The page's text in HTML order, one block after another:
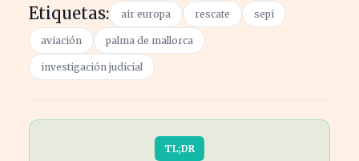
Etiquetas: air europa rescate sepi
aviación palma de mallorca
investigación judicial
TL;DR